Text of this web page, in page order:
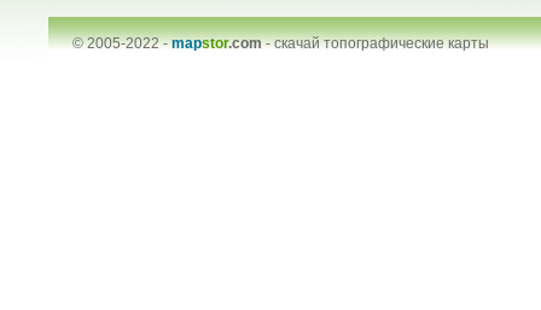
© 2005-2022 -mapstor.com-скачай топографические карты